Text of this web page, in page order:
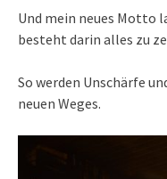
Und mein neues Motto
besteht darin alles zu
So werden Unschärfe
neuen Weges.